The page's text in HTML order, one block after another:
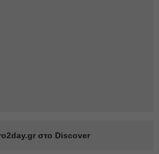
στο Discover